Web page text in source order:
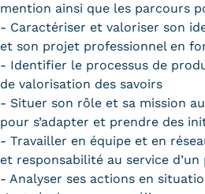
mention ainsi que les parcours
- Caractériser et valoriser son
et son projet professionnel en
- Identifier le processus de
de valorisation des savoirs
- Situer son rôle et sa mission
pour s’adapter et prendre des
- Travailler en équipe et en
et responsabilité au service
- Analyser ses actions en